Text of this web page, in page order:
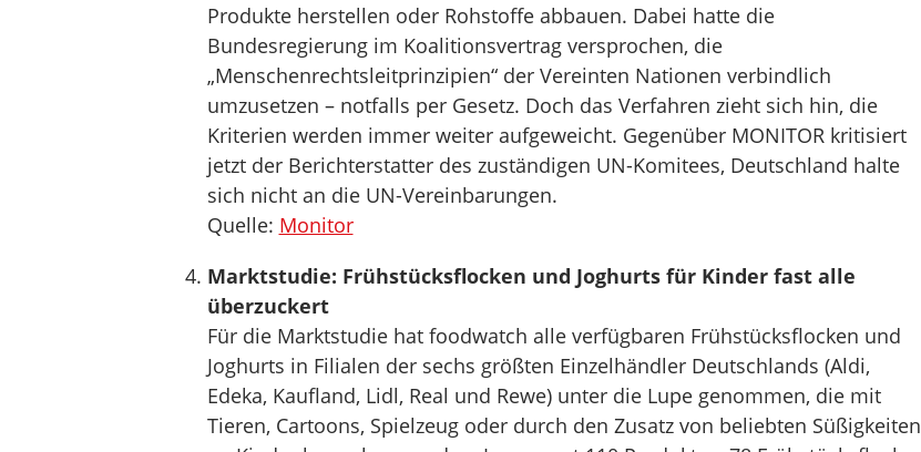
Produkte herstellen oder Rohstoffe abbauen. Dabei hatte die
Bundesregierung im Koalitionsvertrag versprochen, die
„Menschenrechtsleitprinzipien“ der Vereinten Nationen verbindlich
umzusetzen – notfalls per Gesetz. Doch das Verfahren zieht sich hin, die
Kriterien werden immer weiter aufgeweicht. Gegenüber MONITOR kritisiert
jetzt der Berichterstatter des zuständigen UN-Komitees, Deutschland halte
sich nicht an die UN-Vereinbarungen.
Quelle: Monitor
Marktstudie: Frühstücksflocken und Joghurts für Kinder fast alle
überzuckert
Für die Marktstudie hat foodwatch alle verfügbaren Frühstücksflocken und
Joghurts in Filialen der sechs größten Einzelhändler Deutschlands (Aldi,
Edeka, Kaufland, Lidl, Real und Rewe) unter die Lupe genommen, die mit
Tieren, Cartoons, Spielzeug oder durch den Zusatz von beliebten Süßigkeiten